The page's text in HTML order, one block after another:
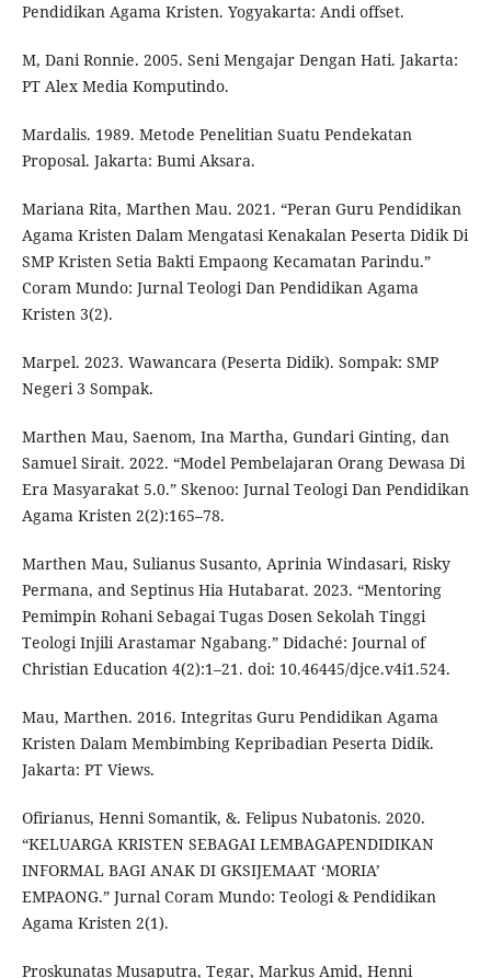
Pendidikan Agama Kristen. Yogyakarta: Andi offset.
M, Dani Ronnie. 2005. Seni Mengajar Dengan Hati. Jakarta:
PT Alex Media Komputindo.
Mardalis. 1989. Metode Penelitian Suatu Pendekatan
Proposal. Jakarta: Bumi Aksara.
Mariana Rita, Marthen Mau. 2021. “Peran Guru Pendidikan
Agama Kristen Dalam Mengatasi Kenakalan Peserta Didik Di
SMP Kristen Setia Bakti Empaong Kecamatan Parindu.”
Coram Mundo: Jurnal Teologi Dan Pendidikan Agama
Kristen 3(2).
Marpel. 2023. Wawancara (Peserta Didik). Sompak: SMP
Negeri 3 Sompak.
Marthen Mau, Saenom, Ina Martha, Gundari Ginting, dan
Samuel Sirait. 2022. “Model Pembelajaran Orang Dewasa Di
Era Masyarakat 5.0.” Skenoo: Jurnal Teologi Dan Pendidikan
Agama Kristen 2(2):165–78.
Marthen Mau, Sulianus Susanto, Aprinia Windasari, Risky
Permana, and Septinus Hia Hutabarat. 2023. “Mentoring
Pemimpin Rohani Sebagai Tugas Dosen Sekolah Tinggi
Teologi Injili Arastamar Ngabang.” Didaché: Journal of
Christian Education 4(2):1–21. doi: 10.46445/djce.v4i1.524.
Mau, Marthen. 2016. Integritas Guru Pendidikan Agama
Kristen Dalam Membimbing Kepribadian Peserta Didik.
Jakarta: PT Views.
Ofirianus, Henni Somantik, &. Felipus Nubatonis. 2020.
“KELUARGA KRISTEN SEBAGAI LEMBAGAPENDIDIKAN
INFORMAL BAGI ANAK DI GKSIJEMAAT ‘MORIA’
EMPAONG.” Jurnal Coram Mundo: Teologi & Pendidikan
Agama Kristen 2(1).
Proskunatas Musaputra, Tegar, Markus Amid, Henni